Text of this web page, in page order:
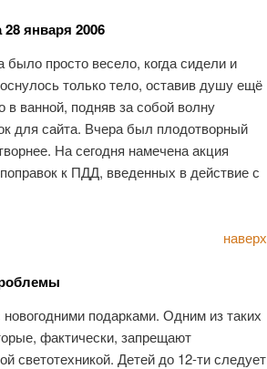
января 2006
просто весело, когда сидели и
только тело, оставив душу ещё
ванной, подняв за собой волну
для сайта. Вчера был плодотворный
На сегодня намечена акция
к ПДД, введенных в действие с
наверх
подарками. Одним из таких
фактически, запрещают
светотехникой. Детей до 12-ти следует